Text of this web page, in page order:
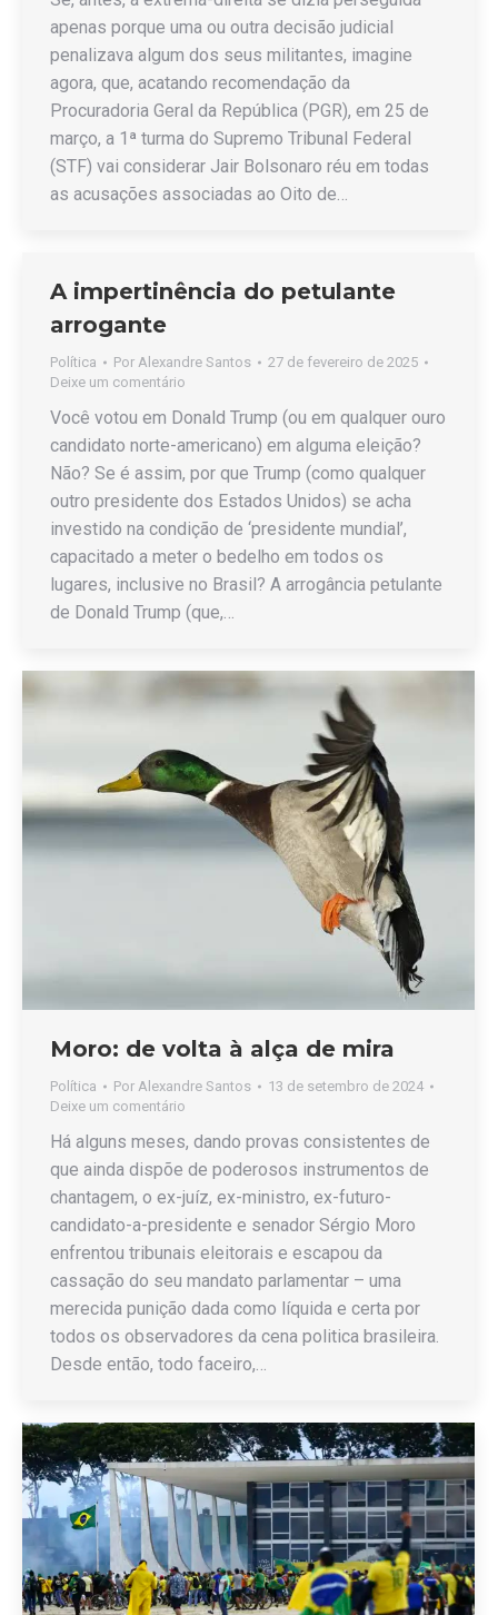
apenas porque uma ou outra decisão judicial
penalizava algum dos seus militantes, imagine
agora, que, acatando recomendação da
Procuradoria Geral da República (PGR), em 25 de
março, a 1ª turma do Supremo Tribunal Federal
(STF) vai considerar Jair Bolsonaro réu em todas
as acusações associadas ao Oito de…
A impertinência do petulante
arrogante
Política Por Alexandre Santos
27 de fevereiro de 2025
Deixe um comentário
Você votou em Donald Trump (ou em qualquer ouro
candidato norte-americano) em alguma eleição?
Não? Se é assim, por que Trump (como qualquer
outro presidente dos Estados Unidos) se acha
investido na condição de ‘presidente mundial’,
capacitado a meter o bedelho em todos os
lugares, inclusive no Brasil? A arrogância petulante
de Donald Trump (que,…
Moro: de volta à alça de mira
Política Por Alexandre Santos
13 de setembro de 2024
Deixe um comentário
Há alguns meses, dando provas consistentes de
que ainda dispõe de poderosos instrumentos de
chantagem, o ex-juíz, ex-ministro, ex-futuro-
candidato-a-presidente e senador Sérgio Moro
enfrentou tribunais eleitorais e escapou da
cassação do seu mandato parlamentar – uma
merecida punição dada como líquida e certa por
todos os observadores da cena politica brasileira.
Desde então, todo faceiro,…